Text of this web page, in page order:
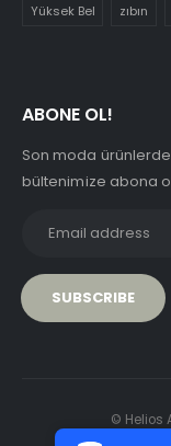
7/24
Yüksek Bel zıbın
ABONE OL!
Son moda
bültenimize abona
© Helios